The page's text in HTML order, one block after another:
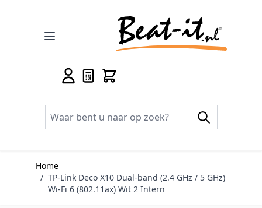
Home
/ TP-Link Deco X10 Dual-band (2.4 GHz / 5 GHz)
Wi-Fi 6 (802.11ax) Wit 2 Intern